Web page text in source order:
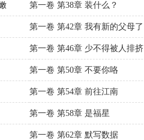
第一卷 第38章 装什么？
第一卷 第42章 我有新的父母了
第一卷 第46章 少不得被人排挤
第一卷 第50章 不要你咯
第一卷 第54章 前往江南
第一卷 第58章 是福星
第一卷 第62章 默写数据